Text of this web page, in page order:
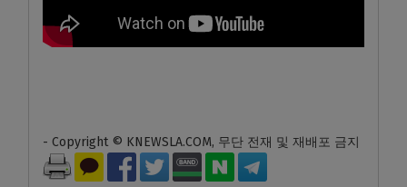
- Copyright © KNEWSLA.COM, 무단 전재 및 재배포 금지